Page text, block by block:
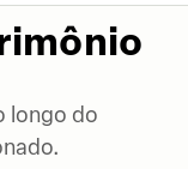
longo do